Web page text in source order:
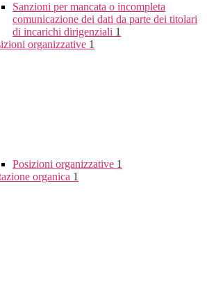
Sanzioni per mancata o incompleta
comunicazione dei dati da parte dei titolari
di incarichi dirigenziali 1
organizzative 1
Posizioni organizzative 1
organica 1